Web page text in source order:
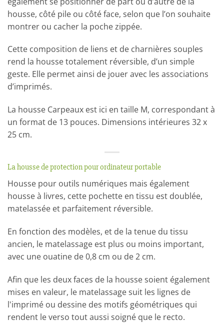
housse, côté pile ou côté face, selon que l’on souhaite
montrer ou cacher la poche zippée.
Cette composition de liens et de charnières souples
rend la housse totalement réversible, d’un simple
geste. Elle permet ainsi de jouer avec les associations
d’imprimés.
La housse Carpeaux est ici en taille M, correspondant à
un format de 13 pouces. Dimensions intérieures 32 x
25 cm.
La housse de protection pour ordinateur portable
Housse pour outils numériques mais également
housse à livres, cette pochette en tissu est doublée,
matelassée et parfaitement réversible.
En fonction des modèles, et de la tenue du tissu
ancien, le matelassage est plus ou moins important,
avec une ouatine de 0,8 cm ou de 2 cm.
Afin que les deux faces de la housse soient également
mises en valeur, le matelassage suit les lignes de
l'imprimé ou dessine des motifs géométriques qui
rendent le verso tout aussi soigné que le recto.